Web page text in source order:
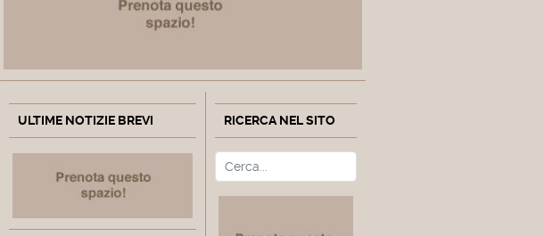
ULTIME NOTIZIE BREVI RICERCA NEL SITO
Cerca Type 2 or more characters